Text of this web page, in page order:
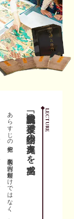
LECTURE
「講義形式」の授業で
物語の奥深さを実感
あ
ら
す
じ
の
把握や
、
表面的な
内容の
理解だ
け
で
は
な
く
、
文学と
言語を
深く
探究し
ま
す
。
例え
ば
『源氏物語』な
ら
ば
、
光源氏な
り
の
苦し
さ
や
優し
さ
、
そ
れ
で
も
光源氏に
向き
合わ
ざ
る
を
得な
い
女性の
悲劇を
読み
解き
ま
す
。
時の
流れ
を
隔
て
た
異文化の
中の
、
人の
生き
方、
在り
方に
も
迫り
ま
す